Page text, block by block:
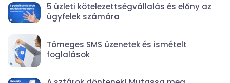
5 üzleti kötelezettségvállalás és előny az
ügyfelek számára
Tömeges SMS üzenetek és ismételt
foglalások